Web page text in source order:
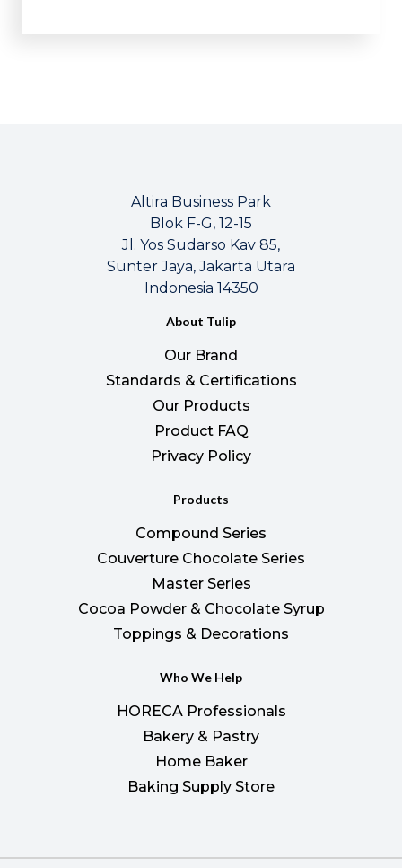
Altira Business Park
Blok F-G, 12-15
Jl. Yos Sudarso Kav 85,
Sunter Jaya, Jakarta Utara
Indonesia 14350
About Tulip
Our Brand
Standards & Certifications
Our Products
Product FAQ
Privacy Policy
Products
Compound Series
Couverture Chocolate Series
Master Series
Cocoa Powder & Chocolate Syrup
Toppings & Decorations
Who We Help
HORECA Professionals
Bakery & Pastry
Home Baker
Baking Supply Store